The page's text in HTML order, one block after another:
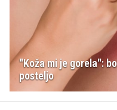
"Koža mi je gorela":
posteljo